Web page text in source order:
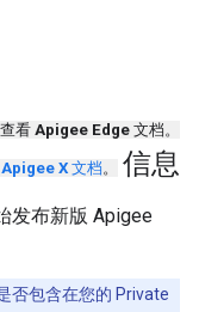
看 Apigee Edge 文档。
Apigee X 文档。 信息
发布新版 Apigee
否包含在您的 Private